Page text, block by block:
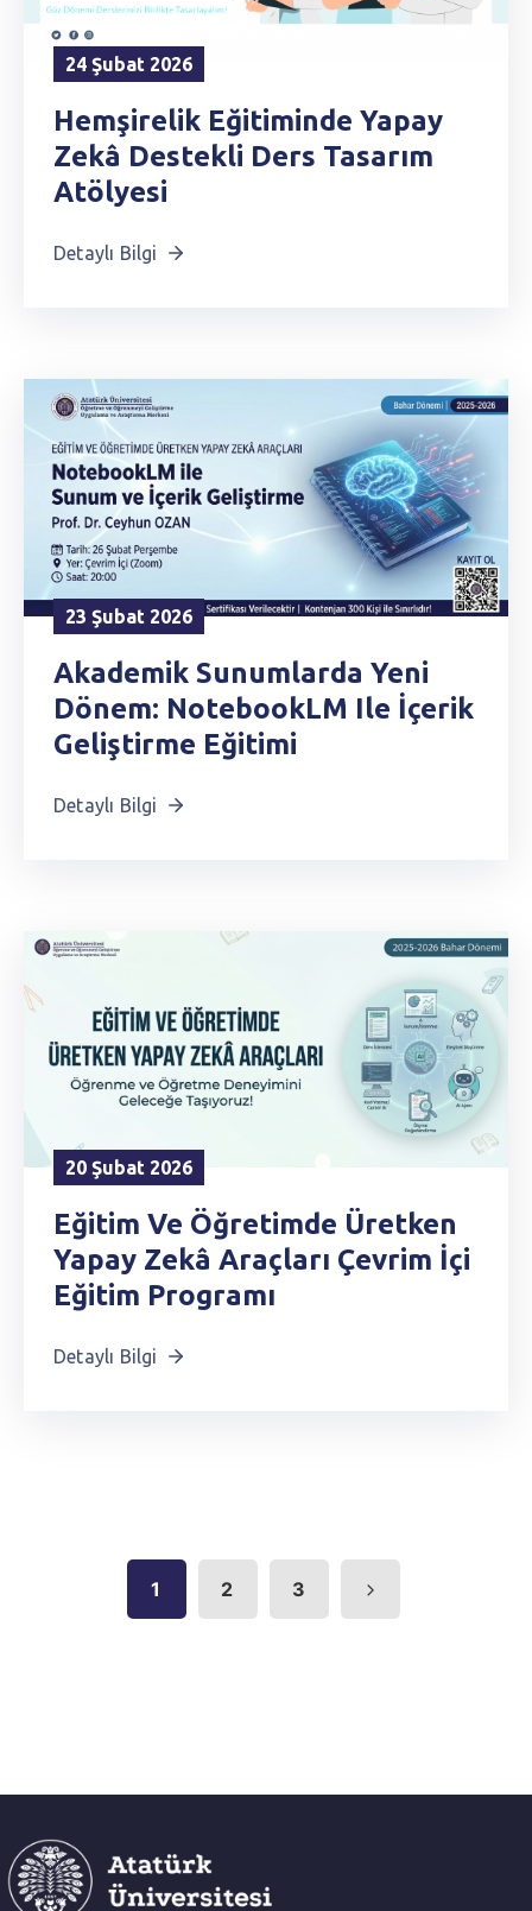
24 Şubat 2026
Hemşirelik Eğitiminde Yapay
Zekâ Destekli Ders Tasarım
Atölyesi
Detaylı Bilgi
23 Şubat 2026
Akademik Sunumlarda Yeni
Dönem: NotebookLM Ile İçerik
Geliştirme Eğitimi
Detaylı Bilgi
20 Şubat 2026
Eğitim Ve Öğretimde Üretken
Yapay Zekâ Araçları Çevrim İçi
Eğitim Programı
Detaylı Bilgi
1 2 3